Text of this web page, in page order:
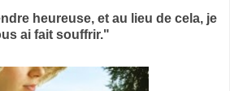
heureuse, et au lieu de cela, je
ai fait souffrir."